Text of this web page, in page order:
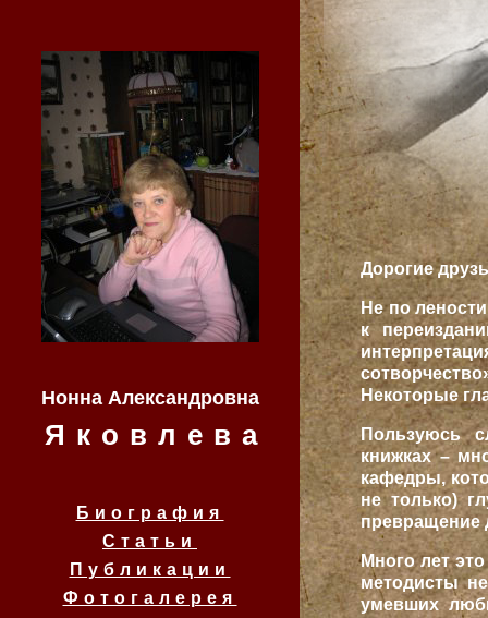
Нонна Александровна
Яковлева
Биография
Статьи
Публикации
Фотогалерея
Дорогие
Не по
к
Некоторые
Пользуюсь
книжках –
кафедры,
не только)
превращение
Много лет
методисты
умевших